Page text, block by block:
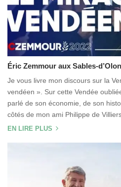
Éric Zemmour aux Sables-
Je vous livre mon discours sur la
vendéen ». Sur cette Vendée
parlé de son économie, de son
côtés de mon ami Philippe de
EN LIRE PLUS